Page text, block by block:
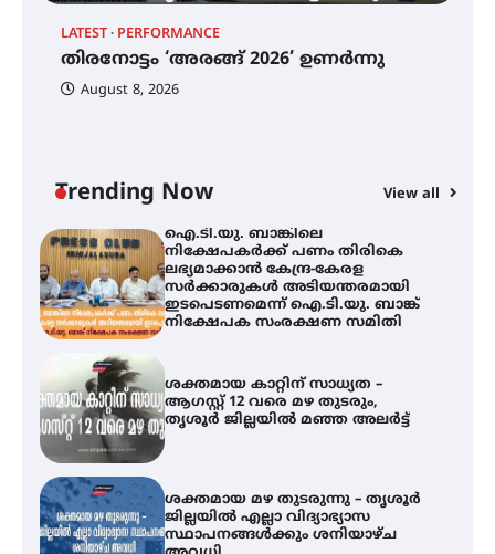
LATEST PERFORMANCE
തിരനോട്ടം ‘അരങ്ങ് 2026’ ഉണർന്നു
August 8, 2026
Trending Now View all
തിരനോട്ടം ‘അരങ്ങ് 2026’ ഉണർന്നു
ഇടപെടണമെന്ന് ഐ.ടി.യു. ബാങ്ക്
നിക്ഷേപക സംരക്ഷണ സമിതി
ശക്തമായ കാറ്റിന് സാധ്യത –
ആഗസ്റ്റ് 12 വരെ മഴ തുടരും,
തൃശൂർ ജില്ലയിൽ മഞ്ഞ അലർട്ട്
ശക്തമായ മഴ തുടരുന്നു – തൃശൂർ
ജില്ലയിൽ എല്ലാ വിദ്യാഭ്യാസ
സ്ഥാപനങ്ങൾക്കും ശനിയാഴ്ച
അവധി
എം.ജി. യൂണിവേഴ്‌സിറ്റിയിൽ നിന്ന്
ഇംഗ്ളീഷ് സാഹിത്യത്തിൽ
ഡോക്ടറേറ്റ് നേടിയ എൻ. ആര്യ